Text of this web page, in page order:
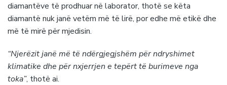
diamantëve të prodhuar në laborator, thotë se këta
diamantë nuk janë vetëm më të lirë, por edhe më etikë dhe
më të mirë për mjedisin.
“Njerëzit janë më të ndërgjegjshëm për ndryshimet
klimatike dhe për nxjerrjen e tepërt të burimeve nga
toka”, thotë ai.